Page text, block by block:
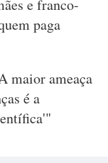
e franco-
paga
maior ameaça
é a